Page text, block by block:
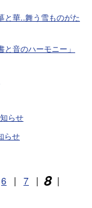
華..舞う雪ものがた
音のハーモニー」
らせ
らせ
6 | 7 | 8 |